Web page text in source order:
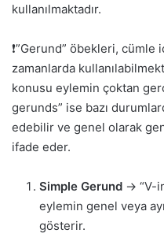
kullanılmaktadır.
❗️”Gerund” öbekleri, cümle
zamanlarda
konusu eylemin çoktan
gerunds” ise bazı
edebilir ve genel olarak
ifade eder.
Simple Gerund → “V-
eylemin genel veya
gösterir.